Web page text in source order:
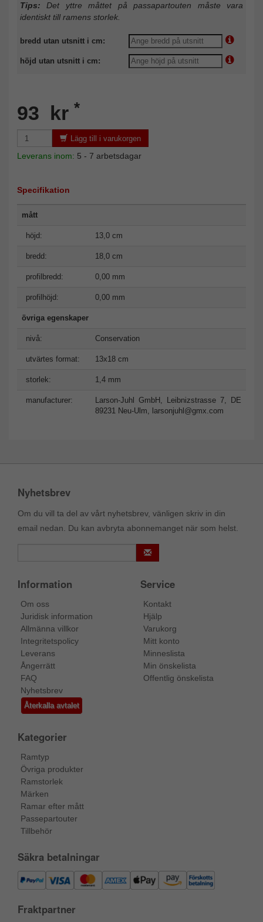
Tips: Det yttre måttet på passapartouten måste vara
identiskt till ramens storlek.
bredd utan utsnitt i cm:
höjd utan utsnitt i cm:
93 kr *
Lägg till i varukorgen
Leverans inom: 5 - 7 arbetsdagar
Specifikation
mått
höjd: 13,0 cm
bredd: 18,0 cm
profilbredd: 0,00 mm
profilhöjd: 0,00 mm
övriga egenskaper
nivå: Conservation
utvärtes format: 13x18 cm
storlek: 1,4 mm
manufacturer:
Larson-Juhl GmbH, Leibnizstrasse 7, DE
89231 Neu-Ulm, larsonjuhl@gmx.com
Nyhetsbrev
Om du vill ta del av vårt nyhetsbrev, vänligen skriv in din
email nedan. Du kan avbryta abonnemanget när som helst.
Information
Om oss
Juridisk information
Allmänna villkor
Integritetspolicy
Leverans
Ångerrätt
FAQ
Nyhetsbrev
Återkalla avtalet
Service
Kontakt
Hjälp
Varukorg
Mitt konto
Minneslista
Min önskelista
Offentlig önskelista
Kategorier
Ramtyp
Övriga produkter
Ramstorlek
Märken
Ramar efter mått
Passepartouter
Tillbehör
Säkra betalningar
Fraktpartner